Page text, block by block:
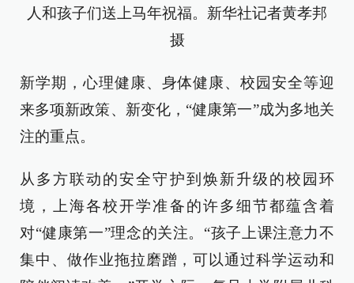
人和孩子们送上马年祝福。新华社记者黄孝邦
摄
新学期，心理健康、身体健康、校园安全等迎
来多项新政策、新变化，“健康第一”成为多地关
注的重点。
从多方联动的安全守护到焕新升级的校园环
境，上海各校开学准备的许多细节都蕴含着
对“健康第一”理念的关注。“孩子上课注意力不
集中、做作业拖拉磨蹭，可以通过科学运动和